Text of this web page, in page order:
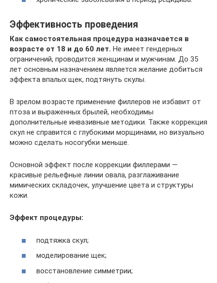
Эффективность проведения
Как самостоятельная процедура назначается в
возрасте от 18 и до 60 лет. Не имеет гендерных
ограничений, проводится женщинам и мужчинам. До 35
лет основным назначением является желание добиться
эффекта впалых щек, подтянуть скулы.
В зрелом возрасте применение филлеров не избавит от
птоза и выраженных брылей, необходимы
дополнительные инвазивные методики. Также коррекция
скул не справится с глубокими морщинами, но визуально
можно сделать носогубки меньше.
Основной эффект после коррекции филлерами —
красивые рельефные линии овала, разглаживание
мимических складочек, улучшение цвета и структуры
кожи.
Эффект процедуры:
подтяжка скул;
моделирование щек;
восстановление симметрии;